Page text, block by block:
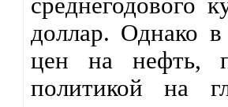
среднегодового
доллар. Однако
цен на нефть,
политикой на